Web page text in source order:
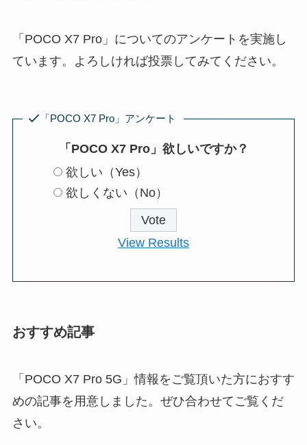
「POCO X7 Pro」についてのアンケートを実施し
ています。よろしければ投票してみてください。
「POCO X7 Pro」アンケート
「POCO X7 Pro」欲しいですか？
欲しい（Yes）
欲しくない（No）
View Results
おすすめ記事
「POCO X7 Pro 5G」情報をご覧頂いた方におすす
めの記事を用意しました。ぜひ合わせてご覧くだ
さい。